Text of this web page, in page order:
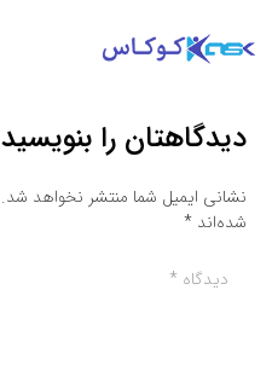
دیدگاهتان را بنویسید
نشانی ایمیل شما منتشر نخواهد شد.
شده‌اند *